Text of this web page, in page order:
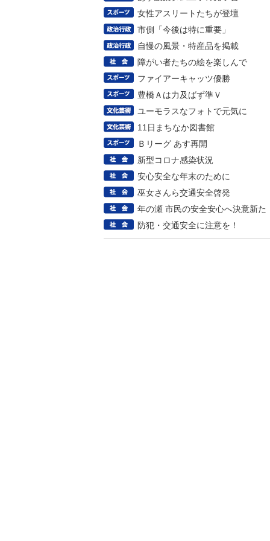
女性アスリートたちが登壇
市側「今後は特に重要」
自慢の風景・特産品を掲載
障がい者たちの絵を楽しんで
ファイアーキャッツ優勝
豊橋Ａは力及ばず準Ｖ
ユーモラスなフォトで元気に
11日まちなか図書館
Ｂリーグ あす再開
新型コロナ感染状況
安心安全な年末のために
巫女さんら交通安全啓発
年の瀬 市民の安全安心へ決意新た
防犯・交通安全に注意を！